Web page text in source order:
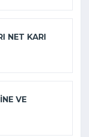
NET KARI
VE